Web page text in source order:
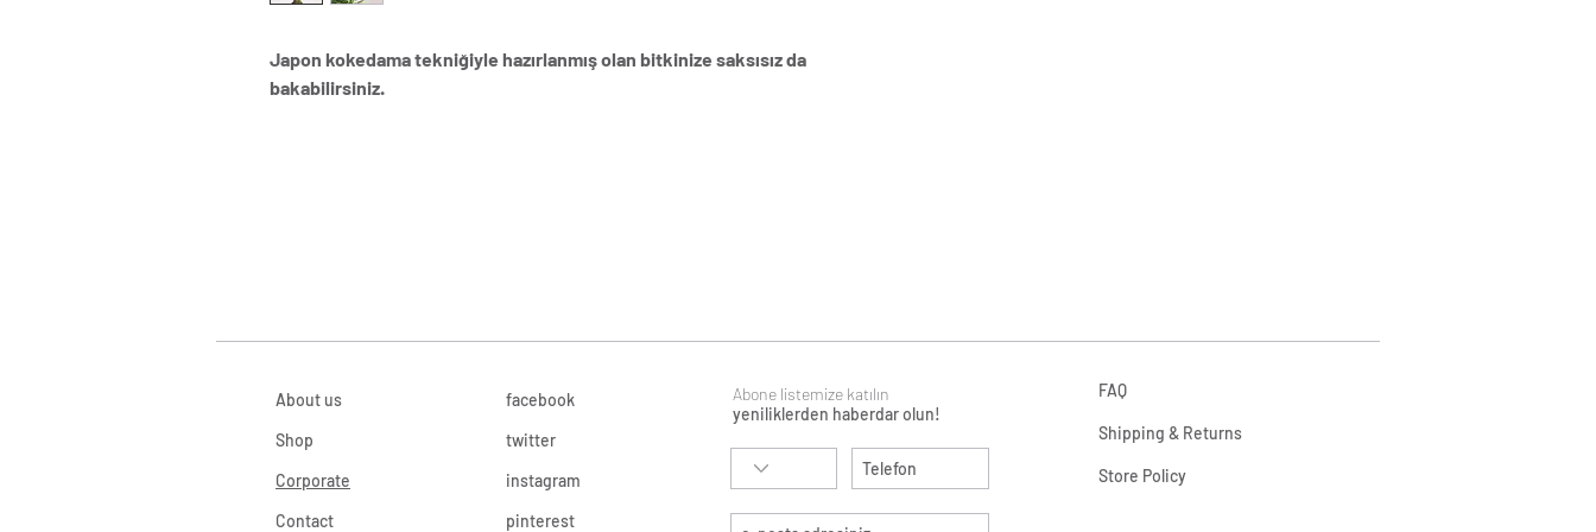
Japon kokedama tekniğiyle hazırlanmış olan bitkinize saksısız da
bakabilirsiniz.
About us
Shop
Corporate
Contact
facebook
twitter
instagram
pinterest
Abone listemize katılın
yeniliklerden haberdar olun!
FAQ
Shipping & Returns
Store Policy